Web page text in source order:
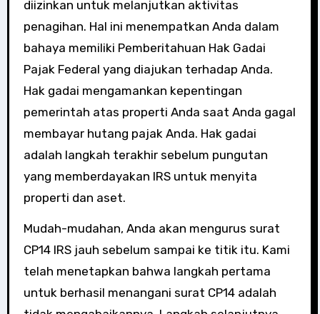
diizinkan untuk melanjutkan aktivitas
penagihan. Hal ini menempatkan Anda dalam
bahaya memiliki Pemberitahuan Hak Gadai
Pajak Federal yang diajukan terhadap Anda.
Hak gadai mengamankan kepentingan
pemerintah atas properti Anda saat Anda gagal
membayar hutang pajak Anda. Hak gadai
adalah langkah terakhir sebelum pungutan
yang memberdayakan IRS untuk menyita
properti dan aset.
Mudah-mudahan, Anda akan mengurus surat
CP14 IRS jauh sebelum sampai ke titik itu. Kami
telah menetapkan bahwa langkah pertama
untuk berhasil menangani surat CP14 adalah